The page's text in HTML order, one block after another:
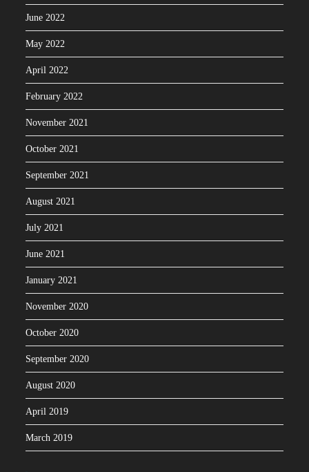
June 2022
May 2022
April 2022
February 2022
November 2021
October 2021
September 2021
August 2021
July 2021
June 2021
January 2021
November 2020
October 2020
September 2020
August 2020
April 2019
March 2019